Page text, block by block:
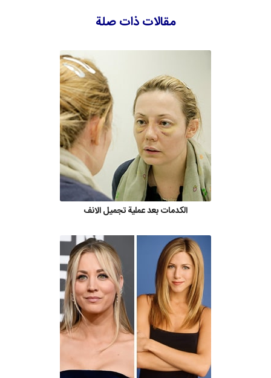
مقالات ذات صلة
الكدمات بعد عملية تجميل الانف